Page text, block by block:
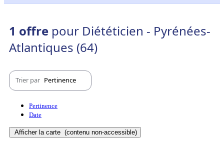
1 offre pour Diététicien - Pyrénées-
Atlantiques (64)
Trier par Pertinence
Pertinence
Date
Afficher la carte (contenu non-accessible)